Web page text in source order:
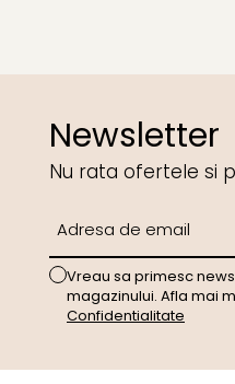
Newsletter
Nu rata ofertele si
Vreau sa primesc
magazinului. Afla mai
Confidentialitate